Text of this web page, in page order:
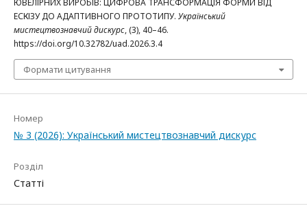
ЮВЕЛІРНИХ ВИРОБІВ: ЦИФРОВА ТРАНСФОРМАЦІЯ ФОРМИ ВІД
ЕСКІЗУ ДО АДАПТИВНОГО ПРОТОТИПУ. Український
мистецтвознавчий дискурс, (3), 40–46.
https://doi.org/10.32782/uad.2026.3.4
Формати цитування
Номер
№ 3 (2026): Український мистецтвознавчий дискурс
Розділ
Статті